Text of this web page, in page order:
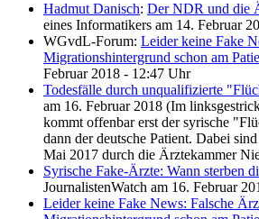
Hadmut Danisch: Der NDR und die
eines Informatikers am 14. Februar
WGvdL-Forum: Leider keine Fake
Migrationshintergrund schon am
Februar 2018 - 12:47 Uhr
Todesfälle durch unqualifizierte
am 16. Februar 2018 (Im
kommt offenbar erst der syrische
dann der deutsche Patient. Dabei
Mai 2017 durch die Ärztekammer
Syrische Fake-Ärzte: Wann sterben
JournalistenWatch am 16. Februar
Leider keine Fake News: Falsche